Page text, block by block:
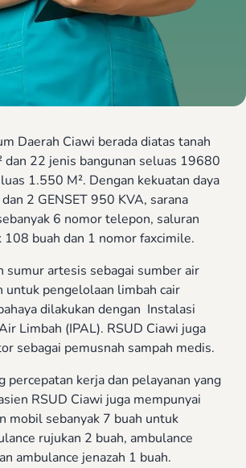
Daerah Ciawi berada diatas tanah
dan 22 jenis bangunan seluas 19680
1.550 M². Dengan kekuatan daya
2 GENSET 950 KVA, sarana
6 nomor telepon, saluran
108 buah dan 1 nomor faxcimile.
sumur artesis sebagai sumber air
untuk pengelolaan limbah cair
dilakukan dengan Instalasi
Limbah (IPAL). RSUD Ciawi juga
sebagai pemusnah sampah medis.
percepatan kerja dan pelayanan yang
RSUD Ciawi juga mempunyai
mobil sebanyak 7 buah untuk
rujukan 2 buah, ambulance
ambulance jenazah 1 buah.